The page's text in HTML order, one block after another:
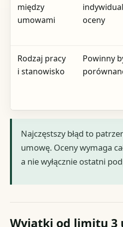
między
umowami
oceny
Rodzaj pracy
i stanowisko
Powinny
Najczęstszy błąd to
umowę. Oceny wymaga
a nie wyłącznie ostatni
Wyjątki od limitu 3